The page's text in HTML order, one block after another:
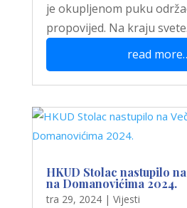
je okupljenom puku
propovijed. Na kraju
read
HKUD Stolac nastupilo
na Domanovićima 2024.
tra 29, 2024| Vijesti